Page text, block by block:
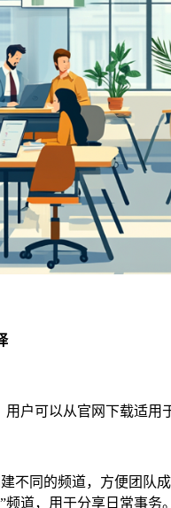
户可以从官网下载适用
不同的频道，方便团队
道，用于分享日常事务。